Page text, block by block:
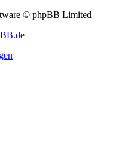
© phpBB Limited